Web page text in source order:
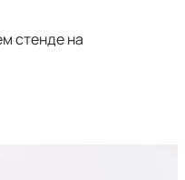
стенде на